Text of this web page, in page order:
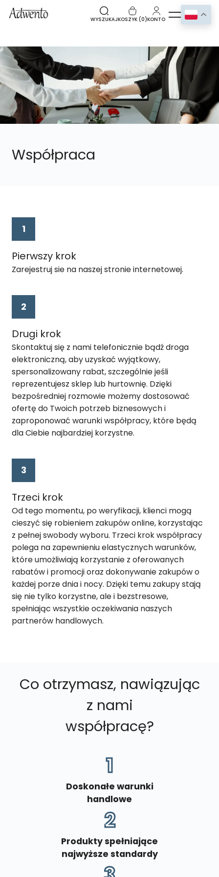
WYSZUKAJKOSZYK (0)KONTO
Współpraca
Pierwszy krok
Zarejestruj sie na naszej stronie internetowej.
Drugi krok
Skontaktuj się z nami telefonicznie bądź droga
elektroniczną, aby uzyskać wyjątkowy,
spersonalizowany rabat, szczególnie jeśli
reprezentujesz sklep lub hurtownię. Dzięki
bezpośredniej rozmowie możemy dostosować
ofertę do Twoich potrzeb biznesowych i
zaproponować warunki współpracy, które będą
dla Ciebie najbardziej korzystne.
Trzeci krok
Od tego momentu, po weryfikacji, klienci mogą
cieszyć się robieniem zakupów online, korzystając
z pełnej swobody wyboru. Trzeci krok współpracy
polega na zapewnieniu elastycznych warunków,
które umożliwiają korzystanie z oferowanych
rabatów i promocji oraz dokonywanie zakupów o
każdej porze dnia i nocy. Dzięki temu zakupy stają
się nie tylko korzystne, ale i bezstresowe,
spełniając wszystkie oczekiwania naszych
partnerów handlowych.
Co otrzymasz, nawiązując
z nami
współpracę?
1
Doskonałe warunki
handlowe
2
Produkty spełniające
najwyższe standardy